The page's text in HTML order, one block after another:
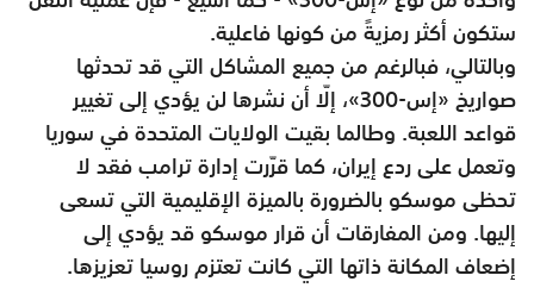
ستكون أكثر رمزيةً من كونها فاعلية.
وبالتالي، فبالرغم من جميع المشاكل التي قد تحدثها
صواريخ «إس-300»، إلّا أن نشرها لن يؤدي إلى تغيير
قواعد اللعبة. وطالما بقيت الولايات المتحدة في سوريا
وتعمل على ردع إيران، كما قرّرت إدارة ترامب فقد لا
تحظى موسكو بالضرورة بالميزة الإقليمية التي تسعى
إليها. ومن المفارقات أن قرار موسكو قد يؤدي إلى
إضعاف المكانة ذاتها التي كانت تعتزم روسيا تعزيزها.